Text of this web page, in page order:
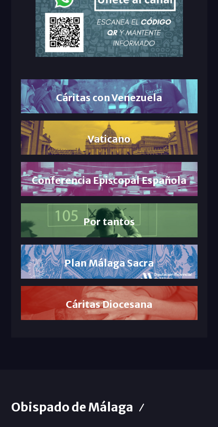
Cáritas con Venezuela
Vaticano
Conferencia Episcopal Española
Por tantos
Plan Málaga Sacra
Cáritas Diocesana
Obispado de Málaga